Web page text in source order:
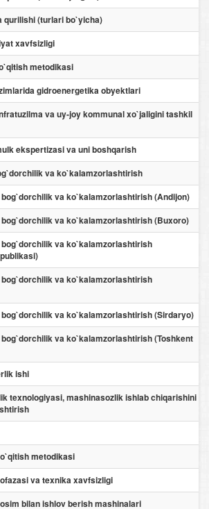
qurilishi (turlari bo`yicha)
xavfsizligi
metodikasi
gidroenergetika obyektlari
va uy-joy kommunal xo`jaligini tashkil
ekspertizasi va uni boshqarish
va ko`kalamzorlashtirish
va ko`kalamzorlashtirish (Andijon)
bog`dorchilik va ko`kalamzorlashtirish (Buxoro)
bog`dorchilik va ko`kalamzorlashtirish
bog`dorchilik va ko`kalamzorlashtirish
bog`dorchilik va ko`kalamzorlashtirish (Sirdaryo)
va ko`kalamzorlashtirish (Toshkent
ishi
texnologiyasi, mashinasozlik ishlab chiqarishini
metodikasi
va texnika xavfsizligi
bilan ishlov berish mashinalari